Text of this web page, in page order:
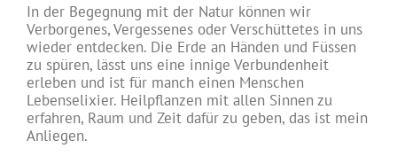
In der Begegnung mit der Natur können wir
Verborgenes, Vergessenes oder Verschüttetes in uns
wieder entdecken. Die Erde an Händen und Füssen
zu spüren, lässt uns eine innige Verbundenheit
erleben und ist für manch einen Menschen
Lebenselixier. Heilpflanzen mit allen Sinnen zu
erfahren, Raum und Zeit dafür zu geben, das ist mein
Anliegen.